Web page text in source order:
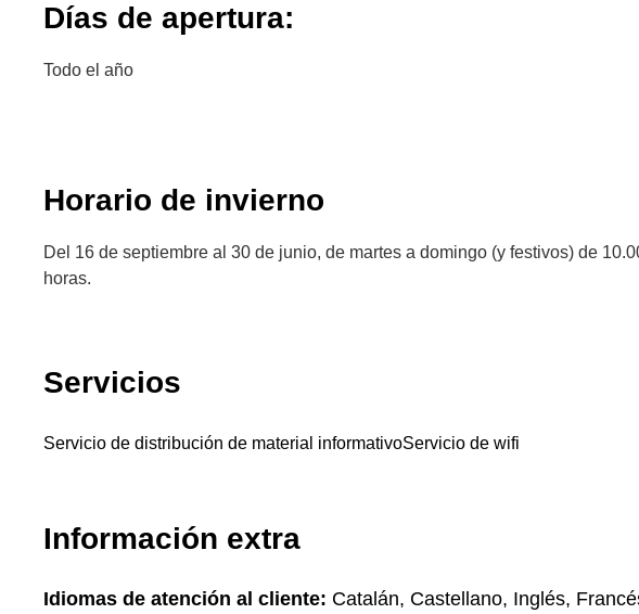
Días de apertura:
Todo el año
Horario de invierno
Del 16 de septiembre al 30 de junio, de martes a domingo (y festivos) de
horas.
Servicios
Servicio de distribución de material informativoServicio de wifi
Información extra
Idiomas de atención al cliente: Catalán, Castellano, Inglés,